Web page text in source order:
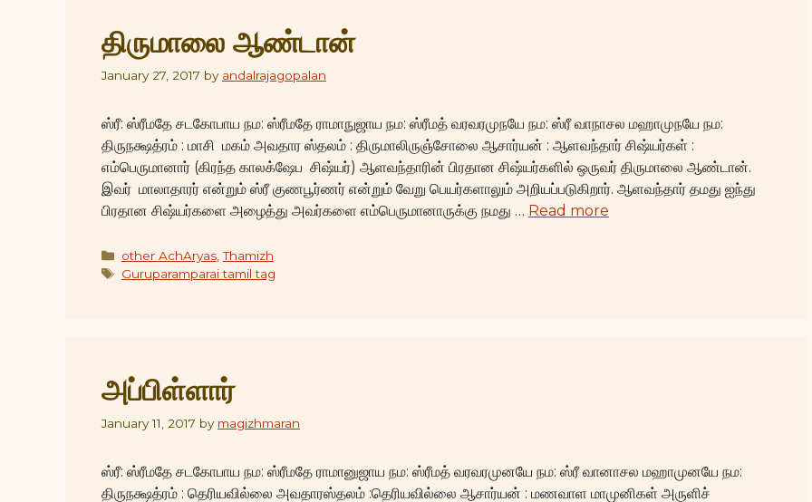
திருமாலை ஆண்டான்
January 27, 2017 by andalrajagopalan
ஸ்ரீ: ஸ்ரீமதே சடகோபாய நம: ஸ்ரீமதே ராமாநுஜாய நம: ஸ்ரீமத் வரவரமுநயே நம: ஸ்ரீ வாநாசல மஹாமுநயே நம:
திருநக்ஷத்ரம் : மாசி மகம் அவதார ஸ்தலம் : திருமாலிருஞ்சோலை ஆசார்யன் : ஆளவந்தார் சிஷ்யர்கள் :
எம்பெருமானார் (கிரந்த காலக்ஷேப சிஷ்யர்) ஆளவந்தாரின் பிரதான சிஷ்யர்களில் ஒருவர் திருமாலை ஆண்டான்.
இவர் மாலாதாரர் என்றும் ஸ்ரீ குணபூர்ணர் என்றும் வேறு பெயர்களாலும் அறியப்படுகிறார். ஆளவந்தார் தமது ஐந்து
பிரதான சிஷ்யர்களை அழைத்து அவர்களை எம்பெருமானாருக்கு நமது … Read more
Categories
other AchAryas,Thamizh
Tags
Guruparamparai tamil tag
அப்பிள்ளார்
January 11, 2017 by magizhmaran
ஸ்ரீ: ஸ்ரீமதே சடகோபாய நம: ஸ்ரீமதே ராமானுஜாய நம: ஸ்ரீமத் வரவரமுனயே நம: ஸ்ரீ வானாசல மஹாமுனயே நம:
திருநக்ஷத்ரம் : தெரியவில்லை அவதாரஸ்தலம் :தெரியவில்லை ஆசார்யன் : மணவாள மாமுனிகள் அருளிச்